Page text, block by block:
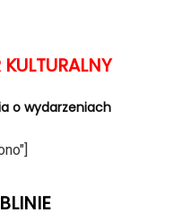
o wydarzeniach